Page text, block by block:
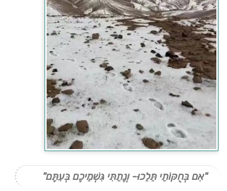
"אִם בְּחֻקּוֹתַי תֵּלֵכוּ- וְנָתַתִּי גִּשְׁמֵיכֶם בְּעִתָּם"